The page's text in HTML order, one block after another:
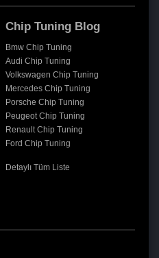
Chip Tuning Blog
Bmw Chip Tuning
Audi Chip Tuning
Volkswagen Chip Tuning
Mercedes Chip Tuning
Porsche Chip Tuning
Peugeot Chip Tuning
Renault Chip Tuning
Ford Chip Tuning
Detaylı Tüm Liste